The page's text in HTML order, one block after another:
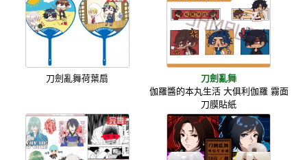
刀劍亂舞荷葉扇
刀劍亂舞
伽羅醬的本丸生活 大俱利伽羅 霧面
刀膜貼紙